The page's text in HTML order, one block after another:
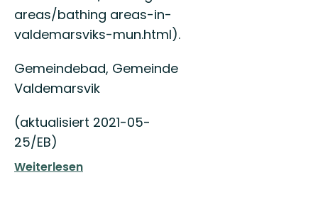
areas/bathing areas-in-
valdemarsviks-mun.html).
Gemeindebad, Gemeinde
Valdemarsvik
(aktualisiert 2021-05-
25/EB)
Weiterlesen